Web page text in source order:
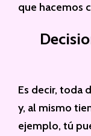
que hacemos
Es decir, toda
y, al mismo
ejemplo, tú